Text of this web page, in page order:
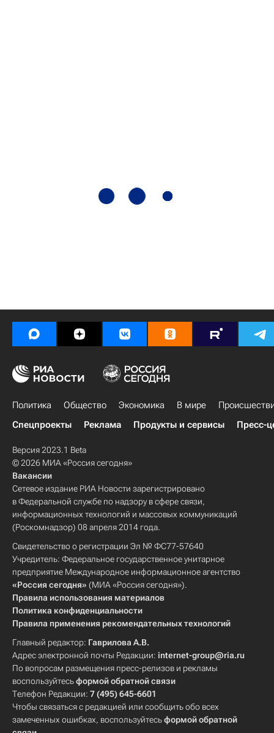
Политика Общество Экономика В мире
Спецпроекты
Реклама Продукты и сервисы Пресс-
Версия 2023.1 Beta
© 2026 МИА «Россия сегодня»
Вакансии
Сетевое издание РИА Новости зарегистрировано
в Федеральной службе по надзору в сфере связи,
информационных технологий и массовых коммуникаций
(Роскомнадзор) 08 апреля 2014 года.
Свидетельство о регистрации Эл № ФС77-57640
Учредитель: Федеральное государственное унитарное
предприятие Международное информационное агентство
«Россия сегодня» (МИА «Россия сегодня»).
Правила использования материалов
Политика конфиденциальности
Правила применения рекомендательных технологий
Главный редактор: Гаврилова А.В.
Адрес электронной почты Редакции: internet-group@ria.ru
По вопросам размещения пресс-релизов и рекламы
воспользуйтесьформой обратной связи
Телефон Редакции: 7 (495) 645-6601
Чтобы связаться с редакцией или сообщить обо всех
замеченных ошибках, воспользуйтесьформой обратной